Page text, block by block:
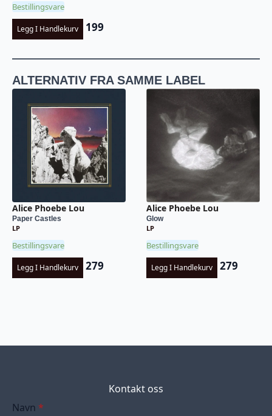
Bestillingsvare
Legg I Handlekurv 199
ALTERNATIV FRA SAMME LABEL
Alice Phoebe Lou
Paper Castles
LP
Bestillingsvare
Legg I Handlekurv 279
Alice Phoebe Lou
Glow
LP
Bestillingsvare
Legg I Handlekurv 279
Kontakt oss
Navn *